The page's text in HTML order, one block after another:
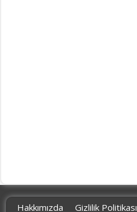
Hakkımızda Gizlilik Politikası